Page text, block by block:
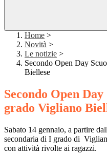
Home >
Novità >
Le notizie >
Secondo Open Day
Biellese
Secondo Open
grado Vigliano
Sabato 14 gennaio, a partire
secondaria di I grado di
con attività rivolte ai ragazzi.